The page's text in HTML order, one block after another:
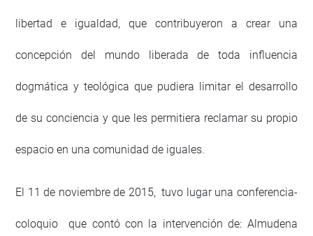
libertad e igualdad, que contribuyeron a crear una
concepción del mundo liberada de toda influencia
dogmática y teológica que pudiera limitar el desarrollo
de su conciencia y que les permitiera reclamar su propio
espacio en una comunidad de iguales.
El 11 de noviembre de 2015, tuvo lugar una conferencia-
coloquio que contó con la intervención de: Almudena